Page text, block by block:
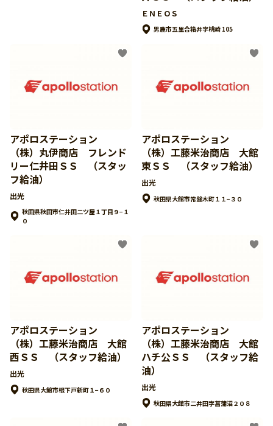
ＥＮＥＯＳ
男鹿市五里合箱井字桃崎 105
アポロステーション
（株）丸伊商店 フレンド
リー仁井田ＳＳ （スタッ
フ給油）
出光
秋田県秋田市仁井田二ツ屋１丁目９−１
０
アポロステーション
（株）工藤米治商店 大館
東ＳＳ （スタッフ給油）
出光
秋田県大館市常盤木町１１−３０
アポロステーション
（株）工藤米治商店 大館
西ＳＳ （スタッフ給油）
出光
秋田県大館市根下戸新町１−６０
アポロステーション
（株）工藤米治商店 大館
ハチ公ＳＳ （スタッフ給
油）
出光
秋田県大館市二井田字菖蒲沼２０８